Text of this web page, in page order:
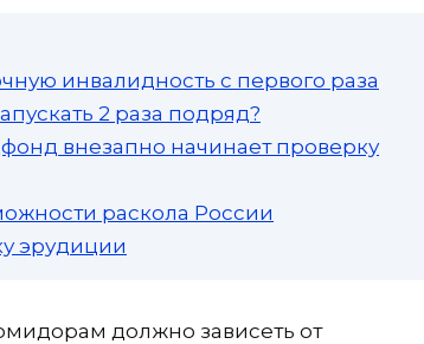
инвалидность с первого раза
2 раза подряд?
внезапно начинает проверку
раскола России
эрудиции
должно зависеть от